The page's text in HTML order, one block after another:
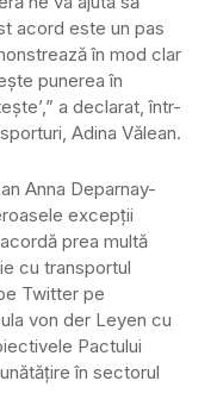
acord este un pas
în mod clar
punerea în
a declarat, într-
Adina Vălean.
Anna Deparnay-
excepții
prea multă
cu transportul
Twitter pe
von der Leyen cu
Pactului
în sectorul